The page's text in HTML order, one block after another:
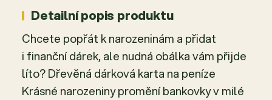
Detailní popis produktu
Chcete popřát k narozeninám a přidat
i finanční dárek, ale nudná obálka vám přijde
líto? Dřevěná dárková karta na peníze
Krásné narozeniny promění bankovky v milé